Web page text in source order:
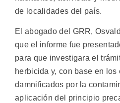
de localidades del país.
El abogado del GRR,
que el informe fue
para que investigara el
herbicida y, con base en
damnificados por la
aplicación del principio